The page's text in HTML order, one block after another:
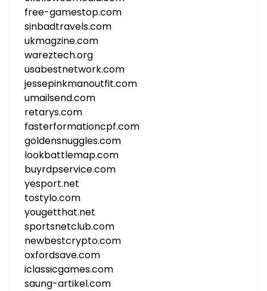
free-gamestop.com
sinbadtravels.com
ukmagzine.com
wareztech.org
usabestnetwork.com
jessepinkmanoutfit.com
umailsend.com
retarys.com
fasterformationcpf.com
goldensnuggles.com
lookbattlemap.com
buyrdpservice.com
yesport.net
tostylo.com
yougetthat.net
sportsnetclub.com
newbestcrypto.com
oxfordsave.com
iclassicgames.com
saung-artikel.com